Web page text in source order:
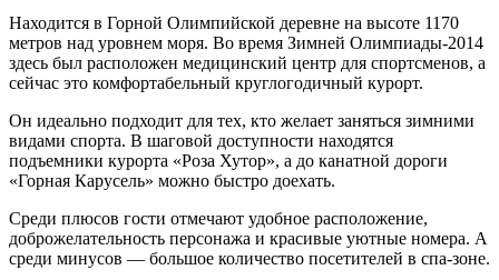
Находится в Горной Олимпийской деревне на высоте 1170
метров над уровнем моря. Во время Зимней Олимпиады-2014
здесь был расположен медицинский центр для спортсменов, а
сейчас это комфортабельный круглогодичный курорт.
Он идеально подходит для тех, кто желает заняться зимними
видами спорта. В шаговой доступности находятся
подъемники курорта «Роза Хутор», а до канатной дороги
«Горная Карусель» можно быстро доехать.
Среди плюсов гости отмечают удобное расположение,
доброжелательность персонажа и красивые уютные номера. А
среди минусов — большое количество посетителей в спа-зоне.